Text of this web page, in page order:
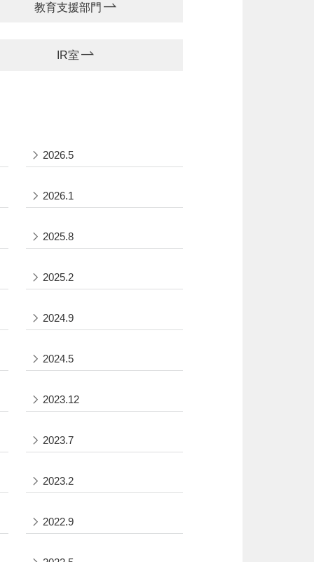
教育支援部門
IR室
2026.5
2026.1
2025.8
2025.2
2024.9
2024.5
2023.12
2023.7
2023.2
2022.9